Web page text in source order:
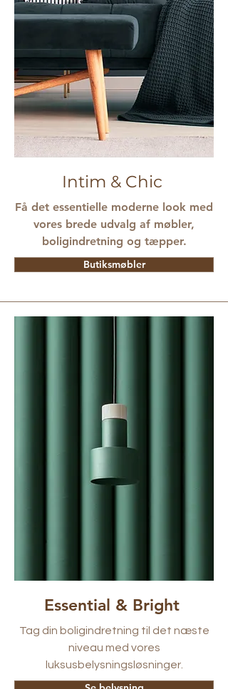
Intim & Chic
Få det essentielle moderne look med
vores brede udvalg af møbler,
boligindretning og tæpper.
Butiksmøbler
Essential & Bright
Tag din boligindretning til det næste
niveau med vores
luksusbelysningsløsninger.